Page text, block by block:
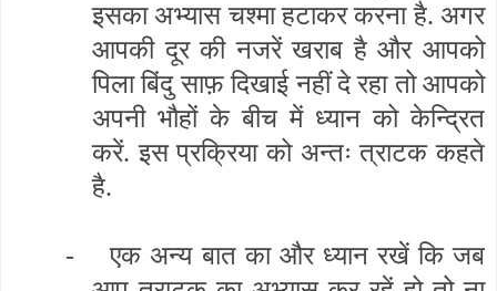
इसका अभ्यास चश्मा हटाकर करना है. अगर
आपकी दूर की नजरें खराब है और आपको
पिला बिंदु साफ़ दिखाई नहीं दे रहा तो आपको
अपनी भौहों के बीच में ध्यान को केन्द्रित
करें. इस प्रक्रिया को अन्तः त्राटक कहते
है.
-
एक अन्य बात का और ध्यान रखें कि जब